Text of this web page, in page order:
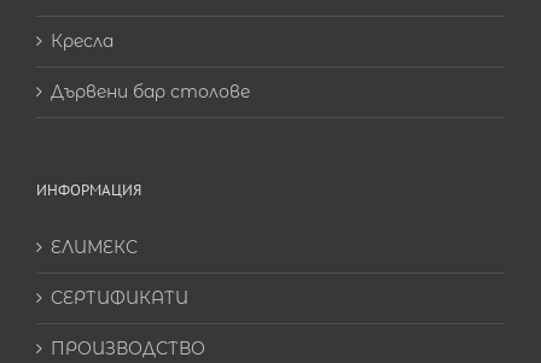
Кресла
Дървени бар столове
ИНФОРМАЦИЯ
ЕЛИМЕКС
СЕРТИФИКАТИ
ПРОИЗВОДСТВО